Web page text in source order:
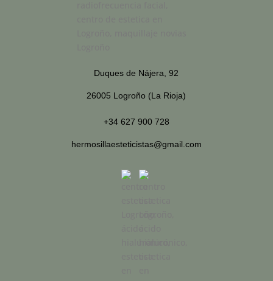
Duques de Nájera, 92
26005 Logroño (La Rioja)
+34 627 900 728
hermosillaesteticistas@gmail.com